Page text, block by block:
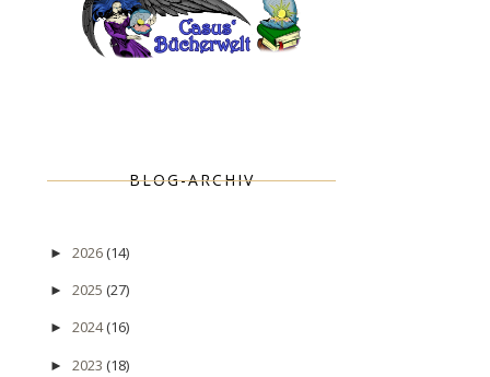
BLOG-ARCHIV
► 2026(14)
► 2025 (27)
► 2024(16)
► 2023 (18)